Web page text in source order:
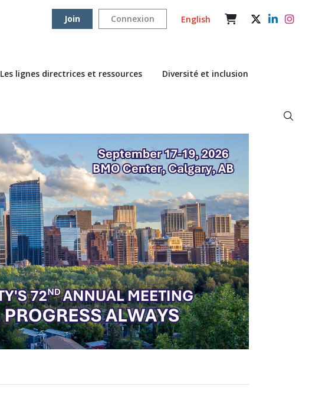
Join Connexion English
Les lignes directrices et ressources
Diversité et inclusion